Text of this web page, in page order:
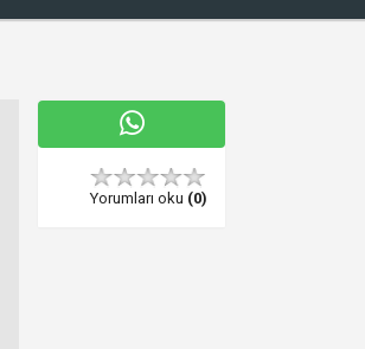
Yorumları oku (0)